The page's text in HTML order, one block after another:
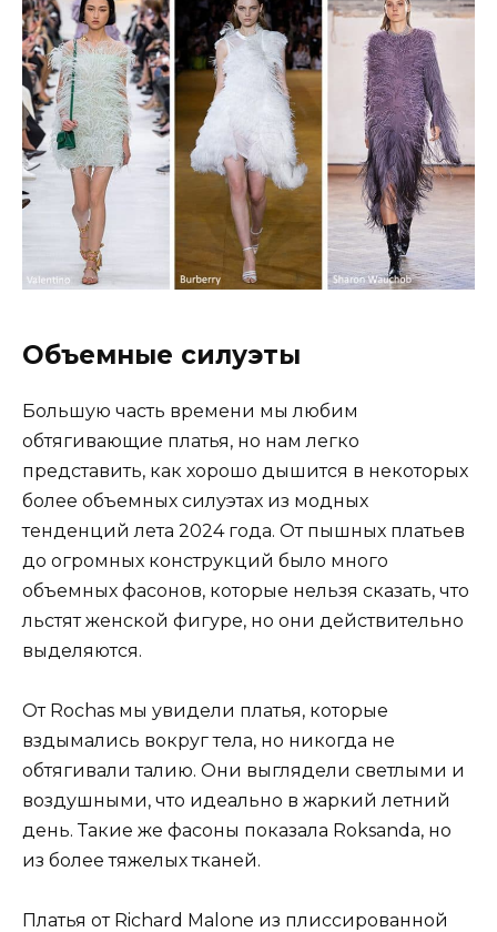
Объемные силуэты
Большую часть времени мы любим
обтягивающие платья, но нам легко
представить, как хорошо дышится в некоторых
более объемных силуэтах из модных
тенденций лета 2024 года. От пышных платьев
до огромных конструкций было много
объемных фасонов, которые нельзя сказать, что
льстят женской фигуре, но они действительно
выделяются.
От Rochas мы увидели платья, которые
вздымались вокруг тела, но никогда не
обтягивали талию. Они выглядели светлыми и
воздушными, что идеально в жаркий летний
день. Такие же фасоны показала Roksanda, но
из более тяжелых тканей.
Платья от Richard Malone из плиссированной